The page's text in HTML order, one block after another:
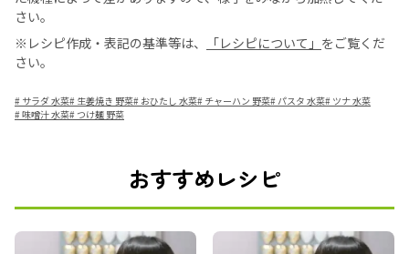
さい。
※レシピ作成・表記の基準等は、
「レシピについて」 をご覧くだ
さい。
# サラダ 水菜# 生姜焼き 野菜# おひたし 水菜# チャーハン 野菜#パスタ 水菜# ツナ 水菜
#味噌汁 水菜# つけ麺 野菜
おすすめレシピ